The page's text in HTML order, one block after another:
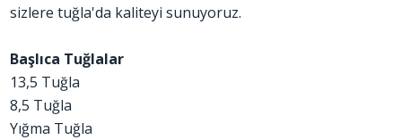
sizlere tuğla'da kaliteyi sunuyoruz.
Başlıca Tuğlalar
13,5 Tuğla
8,5 Tuğla
Yığma Tuğla